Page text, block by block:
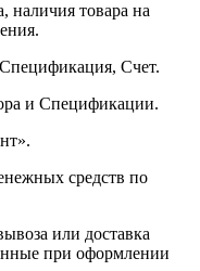
наличия товара на
Счет.
и Спецификации.
средств по
или доставка
при оформлении